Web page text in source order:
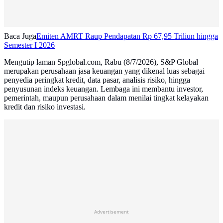
Baca JugaEmiten AMRT Raup Pendapatan Rp 67,95 Triliun hingga
Semester I 2026
Mengutip laman Spglobal.com, Rabu (8/7/2026), S&P Global
merupakan perusahaan jasa keuangan yang dikenal luas sebagai
penyedia peringkat kredit, data pasar, analisis risiko, hingga
penyusunan indeks keuangan. Lembaga ini membantu investor,
pemerintah, maupun perusahaan dalam menilai tingkat kelayakan
kredit dan risiko investasi.
Advertisement